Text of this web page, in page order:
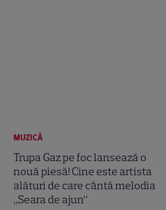
MUZICĂ
Trupa Gaz pe foc lansează o
nouă piesă! Cine este artista
alături de care cântă melodia
„Seara de ajun”